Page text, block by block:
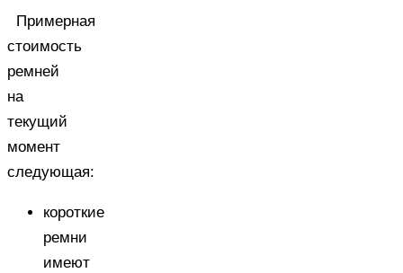
Примерная
стоимость
ремней
на
текущий
момент
следующая:
короткие
ремни
имеют